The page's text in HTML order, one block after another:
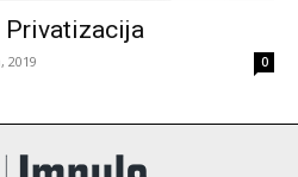
Privatizacija
2019 0